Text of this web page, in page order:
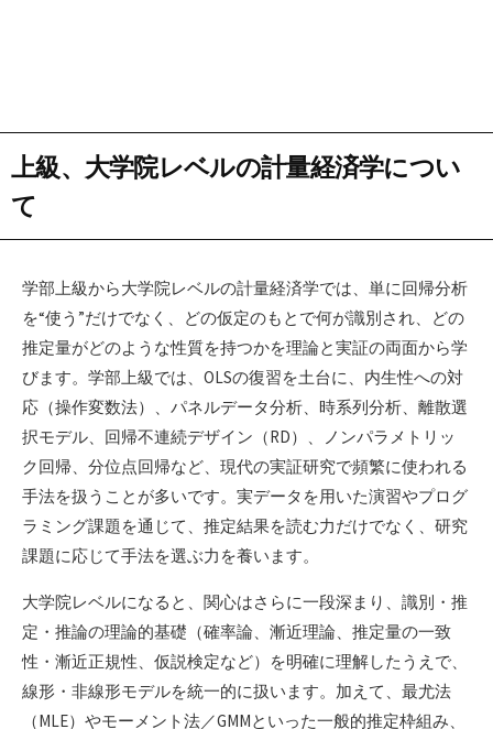
上級、大学院レベルの計量経済学につい
て
学部上級から大学院レベルの計量経済学では、単に回帰分析
を“使う”だけでなく、どの仮定のもとで何が識別され、どの
推定量がどのような性質を持つかを理論と実証の両面から学
びます。学部上級では、OLSの復習を土台に、内生性への対
応（操作変数法）、パネルデータ分析、時系列分析、離散選
択モデル、回帰不連続デザイン（RD）、ノンパラメトリッ
ク回帰、分位点回帰など、現代の実証研究で頻繁に使われる
手法を扱うことが多いです。実データを用いた演習やプログ
ラミング課題を通じて、推定結果を読む力だけでなく、研究
課題に応じて手法を選ぶ力を養います。
大学院レベルになると、関心はさらに一段深まり、識別・推
定・推論の理論的基礎（確率論、漸近理論、推定量の一致
性・漸近正規性、仮説検定など）を明確に理解したうえで、
線形・非線形モデルを統一的に扱います。加えて、最尤法
（MLE）やモーメント法／GMMといった一般的推定枠組み、